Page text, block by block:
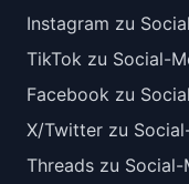
Instagram zu
TikTok zu Social-
Facebook zu
X/Twitter zu
Threads zu